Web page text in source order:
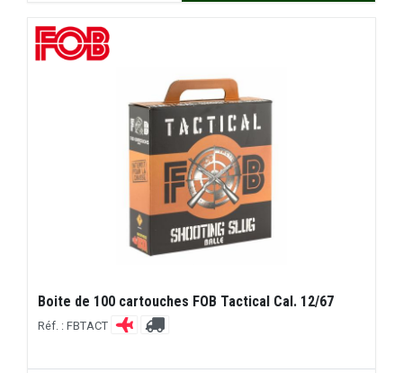
Boite de 100 cartouches FOB Tactical Cal. 12/67
Réf. : FBTACT